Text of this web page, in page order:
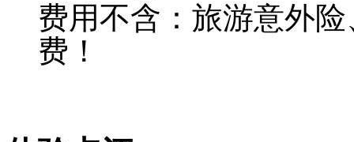
费用不含：旅游意外
费！